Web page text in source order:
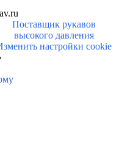
Поставщик рукавов
высокого давления
настройки cookie